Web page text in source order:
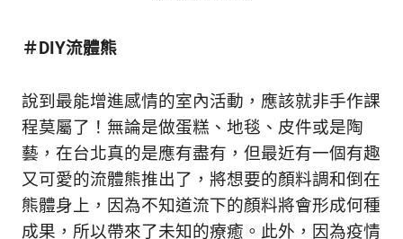
＃DIY流體熊
說到最能增進感情的室內活動，應該就非手作課
程莫屬了！無論是做蛋糕、地毯、皮件或是陶
藝，在台北真的是應有盡有，但最近有一個有趣
又可愛的流體熊推出了，將想要的顏料調和倒在
熊體身上，因為不知道流下的顏料將會形成何種
成果，所以帶來了未知的療癒。此外，因為疫情